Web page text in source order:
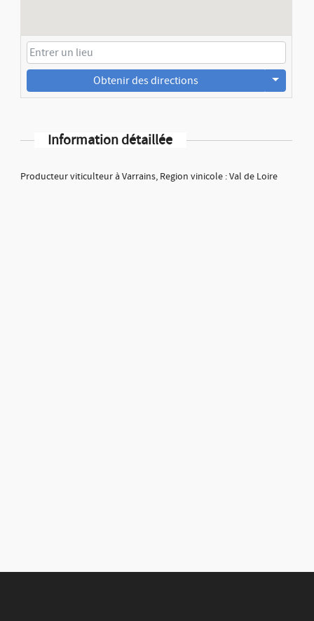
Obtenir des directions
Information détaillée
Producteur viticulteur à Varrains, Region vinicole : Val de Loire